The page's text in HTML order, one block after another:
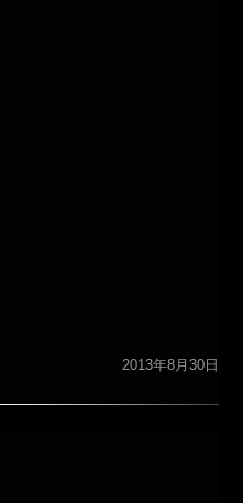
2013年8月30日